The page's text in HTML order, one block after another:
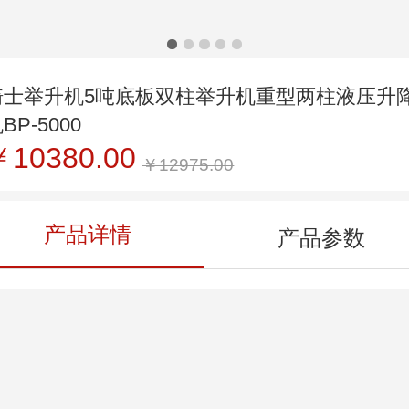
举升机5吨底板双柱举升机重型两柱液压升
5000
10380.00 ￥12975.00
产品详情 产品参数